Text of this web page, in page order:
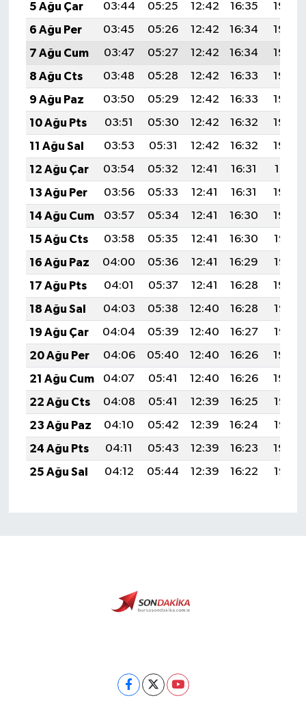
5 Ağu Çar
03:44 05:25 12:42 16:35
19:50
6 Ağu Per
03:45 05:26 12:42 16:34
19:49
7 Ağu Cum
03:47 05:27 12:42 16:34
19:48
8 Ağu Cts
03:48 05:28 12:42 16:33
19:46
9 Ağu Paz
03:50 05:29 12:42 16:33
19:45
10 Ağu Pts
03:51 05:30 12:42 16:32
19:44
11 Ağu Sal
03:53 05:31 12:42 16:32
19:43
12 Ağu Çar
03:54 05:32 12:41 16:31
19:41
13 Ağu Per
03:56 05:33 12:41 16:31
19:40
14 Ağu Cum
03:57 05:34 12:41 16:30
19:39
15 Ağu Cts
03:58 05:35 12:41 16:30
19:37
16 Ağu Paz
04:00 05:36 12:41 16:29
19:36
17 Ağu Pts
04:01 05:37 12:41 16:28
19:34
18 Ağu Sal
04:03 05:38 12:40 16:28
19:33
19 Ağu Çar
04:04 05:39 12:40 16:27
19:32
20 Ağu Per
04:06 05:40 12:40 16:26
19:30
21 Ağu Cum
04:07 05:41 12:40 16:26
19:29
22 Ağu Cts
04:08 05:41 12:39 16:25
19:27
23 Ağu Paz
04:10 05:42 12:39 16:24
19:26
24 Ağu Pts
04:11 05:43 12:39 16:23
19:24
25 Ağu Sal
04:12 05:44 12:39 16:22 19:23